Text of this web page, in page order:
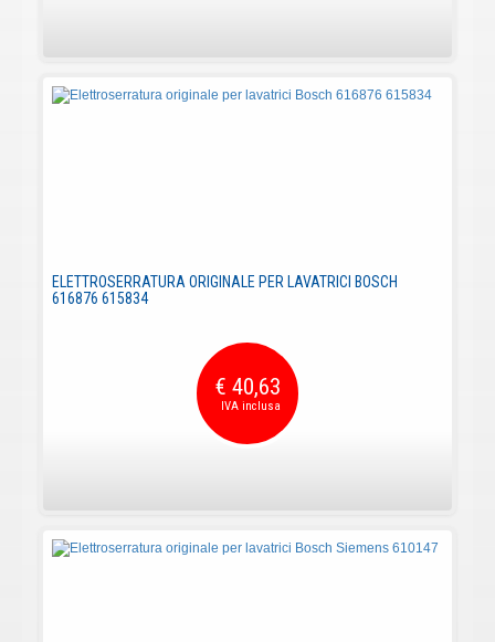
ELETTROSERRATURA ORIGINALE PER LAVATRICI BOSCH
616876 615834
€ 40,63